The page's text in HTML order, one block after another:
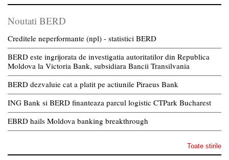
Noutati BERD
Creditele neperformante (npl) - statistici BERD
BERD este ingrijorata de investigatia autoritatilor din Republica
Moldova la Victoria Bank, subsidiara Bancii Transilvania
BERD dezvaluie cat a platit pe actiunile Piraeus Bank
ING Bank si BERD finanteaza parcul logistic CTPark Bucharest
EBRD hails Moldova banking breakthrough
Toate stirile